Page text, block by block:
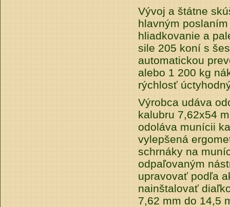
Vývoj a štátne
hlavným
hliadkovanie a
sile 205 koní s
automatickou
alebo 1 200 kg
rýchlosť
Výrobca udáva
kalubru 7,62x54
odoláva munícii
vylepšená
schrnáky na
odpaľovaným
upravovať podľa
nainštalovať
7,62 mm do 14,5